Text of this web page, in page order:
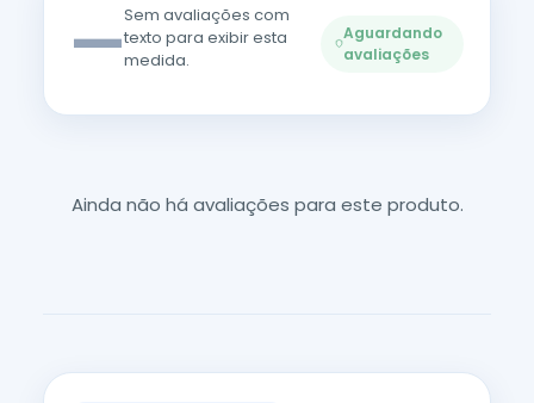
—Sem avaliações com
texto para exibir esta
medida.
Aguardando
avaliações
Ainda não há avaliações para este produto.